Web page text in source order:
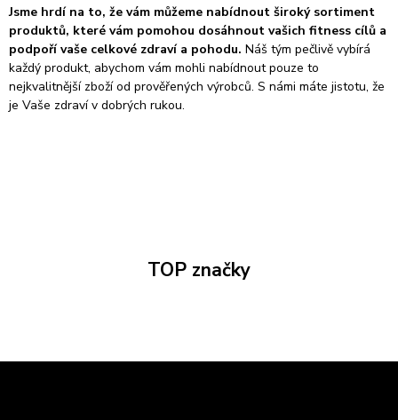
Jsme hrdí na to, že vám můžeme nabídnout široký sortiment
produktů, které vám pomohou dosáhnout vašich fitness cílů a
podpoří vaše celkové zdraví a pohodu. Náš tým pečlivě vybírá
každý produkt, abychom vám mohli nabídnout pouze to
nejkvalitnější zboží od prověřených výrobců. S námi máte jistotu, že
je Vaše zdraví v dobrých rukou.
TOP značky